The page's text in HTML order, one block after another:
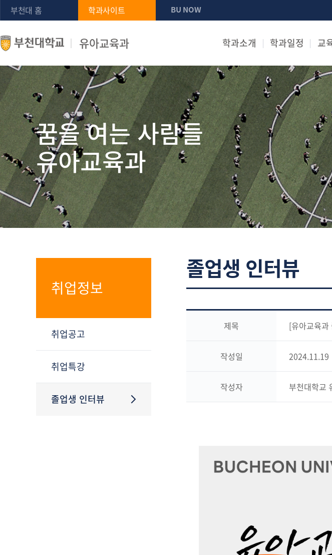
부천대 홈 학과사이트 BU NOW
유아교육과 학과소개 학과일정 교
꿈을 여는 사람들
유아교육과
취업정보
취업공고
취업특강
졸업생 인터뷰
졸업생 인터뷰
제목 [유아교육과
작성일 2024.11.19
작성자 부천대학교